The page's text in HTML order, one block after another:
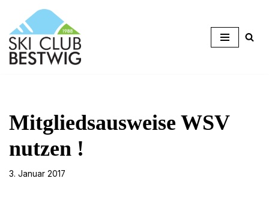
Zum
Inhalt
springen
Mitgliedsausweise WSV
nutzen !
3. Januar 2017